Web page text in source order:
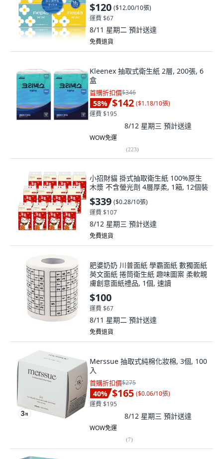
$120 ($12.00/10張)
運費 $67
8/11 星期二 預計送達
免費退貨
Kleenex 抽取式衛生紙 2層, 200張, 6
盒
首購折扣價$346
58% $142 ($1.18/10張)
運費 $195
8/12 星期三 預計送達
WOW免運
(223)
小招財貓 掛式抽取衛生紙 100%原生
木漿 不含螢光劑 4層厚柔, 1箱, 12個裝
$339 ($0.28/10張)
運費 $107
8/12 星期三 預計送達
免費退貨
肥婆奶奶 川普面紙 學霸面紙 數獨面紙
英文面紙 捲筒衛生紙 趣味圖案 柔軟親
膚創意面紙禮品, 1個, 速讀
$100
運費 $67
8/11 星期二 預計送達
免費退貨
Merssue 抽取式純棉化妝棉, 3個, 100
入
首購折扣價$275
40% $165 ($0.06/10張)
運費 $195
8/12 星期三 預計送達
WOW免運
(7)